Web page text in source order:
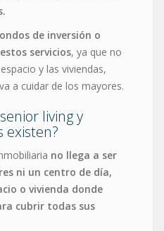
de inversión o
servicios, ya que no
y las viviendas,
a cuidar de los mayores.
living y
existen?
no llega a ser
ni un centro de día,
o vivienda donde
cubrir todas sus